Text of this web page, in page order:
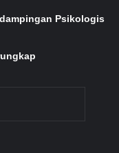
Psikologis